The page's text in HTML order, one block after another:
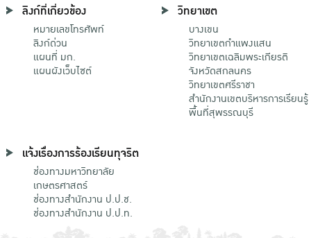
ลิงก์ที่เกี่ยวข้อง
หมายเลขโทรศัพท์
ลิงก์ด่วน
แผนที่ มก.
แผนผังเว็บไซต์
วิทยาเขต
บางเขน
วิทยาเขตกําแพงแสน
วิทยาเขตเฉลิมพระเกียรติ
จังหวัดสกลนคร
วิทยาเขตศรีราชา
สำนักงานเขตบริหารการเรียนรู้
พื้นที่สุพรรณบุรี
แจ้งเรื่องการร้องเรียนทุจริต
ช่องทางมหาวิทยาลัย
เกษตรศาสตร์
ช่องทางสำนักงาน ป.ป.ช.
ช่องทางสำนักงาน ป.ป.ท.